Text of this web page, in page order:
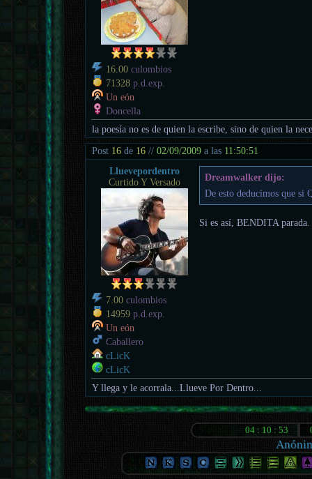
16.00 culombios
71328 p.d.exp.
Un eón
Doncella
la poesía no es de quien la escribe, sino de quien la
Post 16 de 16 //02/09/2009 a las 11:50:51
Lluevepordentro
Curtido Y Versado
7.00 culombios
14959 p.d.exp.
Un eón
Caballero
cLicK
cLicK
Dreamwalker dijo:
De esto deducimos que si
Si es así, BENDITA parada.
Y llega y le acorrala...Llueve Por Dentro...